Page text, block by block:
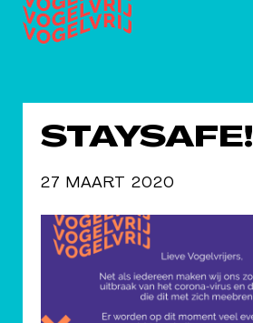
STAYSAFE!
27 MAART 2020